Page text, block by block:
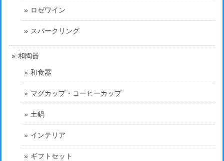
ロゼワイン
スパークリング
和陶器
和食器
マグカップ・コーヒーカップ
土鍋
インテリア
ギフトセット